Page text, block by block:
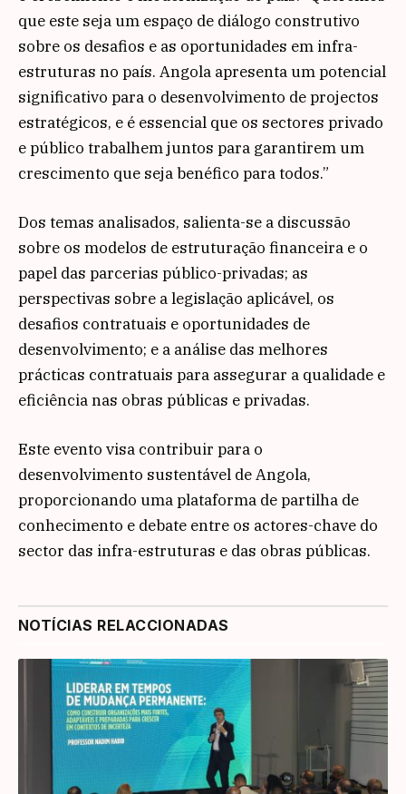
que este seja um espaço de diálogo construtivo
sobre os desafios e as oportunidades em infra-
estruturas no país. Angola apresenta um potencial
significativo para o desenvolvimento de projectos
estratégicos, e é essencial que os sectores privado
e público trabalhem juntos para garantirem um
crescimento que seja benéfico para todos.”
Dos temas analisados, salienta-se a discussão
sobre os modelos de estruturação financeira e o
papel das parcerias público-privadas; as
perspectivas sobre a legislação aplicável, os
desafios contratuais e oportunidades de
desenvolvimento; e a análise das melhores
prácticas contratuais para assegurar a qualidade e
eficiência nas obras públicas e privadas.
Este evento visa contribuir para o
desenvolvimento sustentável de Angola,
proporcionando uma plataforma de partilha de
conhecimento e debate entre os actores-chave do
sector das infra-estruturas e das obras públicas.
NOTÍCIAS RELACCIONADAS